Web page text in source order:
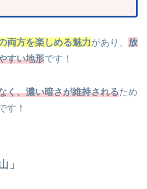
両方を楽しめる魅力があり、 放
すい地形です！
く、濃い暗さが維持されるため
す！
」